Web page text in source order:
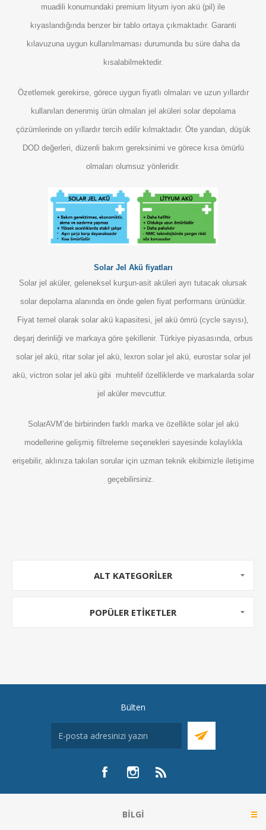
muadili konumundaki premium lityum iyon akü (pil) ile
kıyaslandığındabenzer bir tablo ortaya çıkmaktadır. Garanti
kılavuzuna uygun kullanılmaması durumunda bu süre daha da
kısalabilmektedir.
Özetlemek gerekirse, görece uygun fiyatlı olmaları ve uzun yıllardır
kullanılan denenmiş ürün olmaları jel aküleri solar depolama
çözümlerinde on yıllardır tercih edilir kılmaktadır. Öte yandan, düşük
DOD değerleri, düzenli bakım gereksinimi ve görece kısa ömürlü
olmaları olumsuz yönleridir.
Solar Jel Akü fiyatları
Solar jel aküler, geleneksel kurşun-asit aküleri ayrı tutacak olursak
solar depolama alanında en önde gelen fiyat performans ürünüdür.
Fiyat temel olarak solar akü kapasitesi, jel akü ömrü (cycle sayısı),
deşarj derinliği ve markaya göre şekillenir. Türkiye piyasasında, orbus
solar jel akü, ritar solar jel akü, lexron solar jel akü, eurostar solar jel
akü, victron solar jel akügibi muhtelif özelliklerde ve markalarda solar
jel aküler mevcuttur.
SolarAVM’de birbirinden farklı marka ve özellikte solar jel akü
modellerine gelişmiş filtreleme seçenekleri sayesinde kolaylıkla
erişebilir, aklınıza takılan sorular için uzman teknik ekibimizle iletişime
geçebilirsiniz.
ALT KATEGORILER
POPÜLER ETIKETLER
Bülten
BILGI